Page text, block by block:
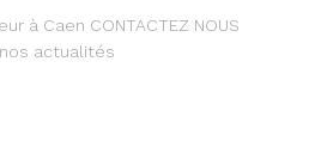
à Caen CONTACTEZ NOUS
actualités